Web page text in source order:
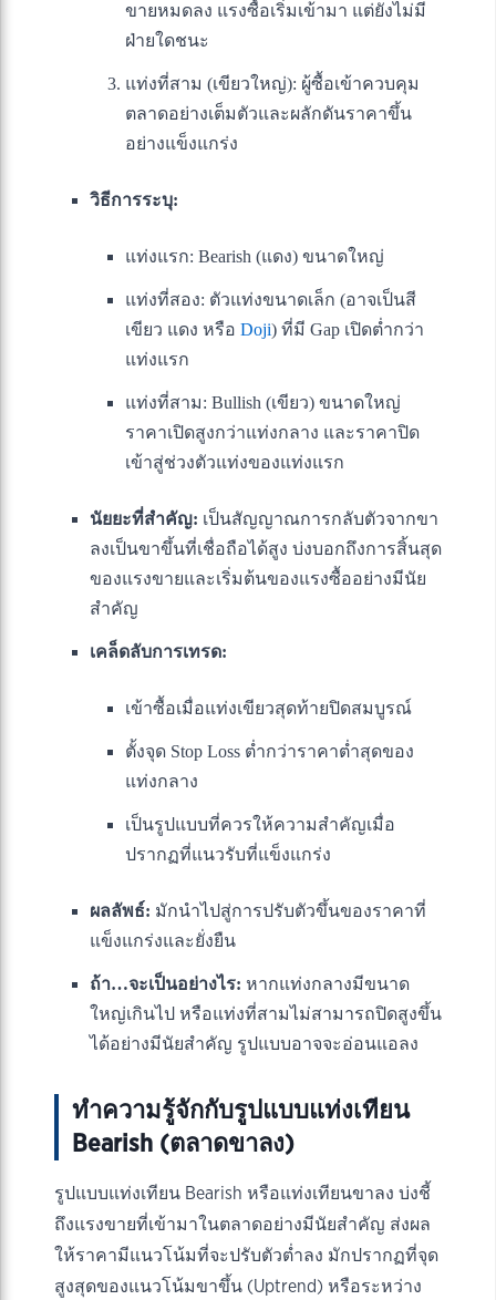
ขายหมดลง แรงซื้อเริ่มเข้ามา แต่ยังไม่มี
ฝ่ายใดชนะ
แท่งที่สาม (เขียวใหญ่): ผู้ซื้อเข้าควบคุม
ตลาดอย่างเต็มตัวและผลักดันราคาขึ้น
อย่างแข็งแกร่ง
วิธีการระบุ:
แท่งแรก: Bearish (แดง) ขนาดใหญ่
แท่งที่สอง: ตัวแท่งขนาดเล็ก (อาจเป็นสี
เขียว แดง หรือ Doji) ที่มี Gap เปิดต่ำกว่า
แท่งแรก
แท่งที่สาม: Bullish (เขียว) ขนาดใหญ่
ราคาเปิดสูงกว่าแท่งกลาง และราคาปิด
เข้าสู่ช่วงตัวแท่งของแท่งแรก
นัยยะที่สำคัญ: เป็นสัญญาณการกลับตัวจากขา
ลงเป็นขาขึ้นที่เชื่อถือได้สูง บ่งบอกถึงการสิ้นสุด
ของแรงขายและเริ่มต้นของแรงซื้ออย่างมีนัย
สำคัญ
เคล็ดลับการเทรด:
เข้าซื้อเมื่อแท่งเขียวสุดท้ายปิดสมบูรณ์
ตั้งจุด Stop Loss ต่ำกว่าราคาต่ำสุดของ
แท่งกลาง
เป็นรูปแบบที่ควรให้ความสำคัญเมื่อ
ปรากฏที่แนวรับที่แข็งแกร่ง
ผลลัพธ์: มักนำไปสู่การปรับตัวขึ้นของราคาที่
แข็งแกร่งและยั่งยืน
ถ้า…จะเป็นอย่างไร: หากแท่งกลางมีขนาด
ใหญ่เกินไป หรือแท่งที่สามไม่สามารถปิดสูงขึ้น
ได้อย่างมีนัยสำคัญ รูปแบบอาจจะอ่อนแอลง
ทำความรู้จักกับรูปแบบแท่งเทียน
Bearish (ตลาดขาลง)
รูปแบบแท่งเทียน Bearish หรือแท่งเทียนขาลง บ่งชี้
ถึงแรงขายที่เข้ามาในตลาดอย่างมีนัยสำคัญ ส่งผล
ให้ราคามีแนวโน้มที่จะปรับตัวต่ำลง มักปรากฏที่จุด
สูงสุดของแนวโน้มขาขึ้น (Uptrend) หรือระหว่าง